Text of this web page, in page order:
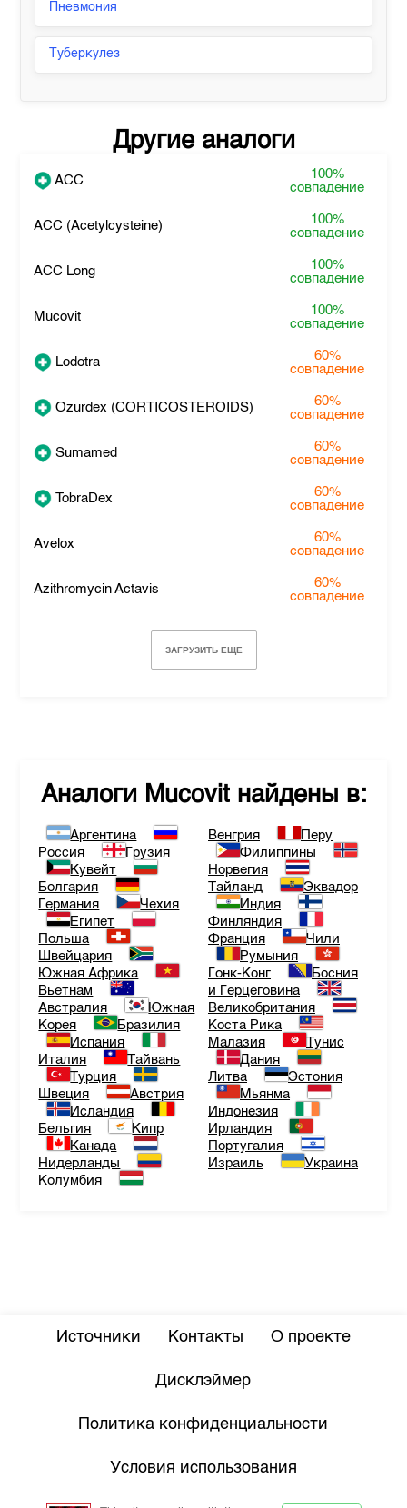
Пневмония
Туберкулез
Другие аналоги
ACC
100%
совпадение
ACC (Acetylcysteine)
100%
совпадение
ACC Long
100%
совпадение
Mucovit
100%
совпадение
Lodotra
60%
совпадение
Ozurdex (CORTICOSTEROIDS)
60%
совпадение
Sumamed
60%
совпадение
TobraDex
60%
совпадение
Avelox
60%
совпадение
Azithromycin Actavis
60%
совпадение
ЗАГРУЗИТЬ ЕЩЕ
Аналоги Mucovitнайдены в:
Аргентина
Россия
Грузия
Кувейт
Болгария
Германия
Чехия
Египет
Польша
Швейцария
Южная Африка
Вьетнам
Австралия
Южная
Корея
Бразилия
Испания
Италия
Тайвань
Турция
Швеция
Австрия
Исландия
Бельгия
Кипр
Канада
Нидерланды
Колумбия
Венгрия
Перу
Филиппины
Норвегия
Тайланд
Эквадор
Индия
Финляндия
Франция
Чили
Румыния
Гонк-Конг
Босния
и Герцеговина
Великобритания
Коста Рика
Малазия
Тунис
Дания
Литва
Эстония
Мьянма
Индонезия
Ирландия
Португалия
Израиль
Украина
Источники Контакты О проекте
Дисклэймер
Политика конфиденциальности
Условия использования